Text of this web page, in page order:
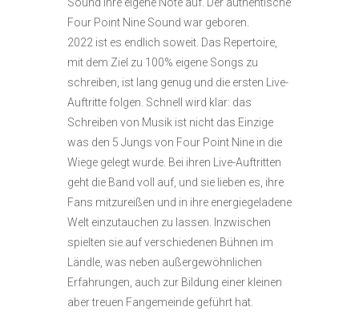
Four Point Nine Sound war geboren.
2022 ist es endlich soweit. Das Repertoire,
mit dem Ziel zu 100% eigene Songs zu
schreiben, ist lang genug und die ersten Live-
Auftritte folgen. Schnell wird klar: das
Schreiben von Musik ist nicht das Einzige
was den 5 Jungs von Four Point Nine in die
Wiege gelegt wurde. Bei ihren Live-Auftritten
geht die Band voll auf, und sie lieben es, ihre
Fans mitzureißen und in ihre energiegeladene
Welt einzutauchen zu lassen. Inzwischen
spielten sie auf verschiedenen Bühnen im
Ländle, was neben außergewöhnlichen
Erfahrungen, auch zur Bildung einer kleinen
aber treuen Fangemeinde geführt hat.